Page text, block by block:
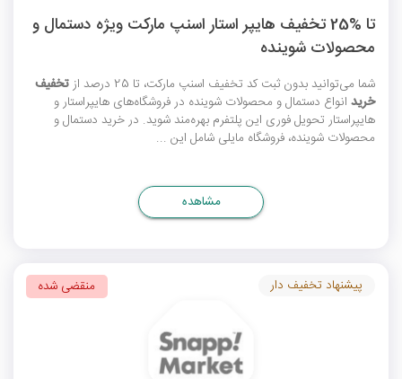
تا %25 تخفیف هایپر استار اسنپ مارکت ویژه دستمال و
محصولات شوینده
شما می‌توانید بدون ثبتکد تخفیف اسنپ مارکت، تا 25 درصد از
تخفیف
خرید انواع دستمال و محصولات شوینده در فروشگاه‌های هایپراستار و
هایپراستار تحویل فوری این پلتفرم بهره‌مند شوید. در خرید دستمال و
محصولات شوینده، فروشگاه مایلی شامل این ...
مشاهده
پیشنهاد تخفیف دار منقضی شده